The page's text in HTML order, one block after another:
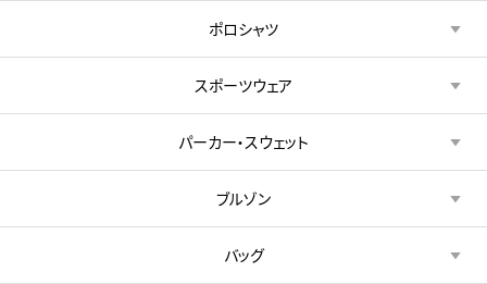
ポロシャツ
スポーツウェア
パーカー・スウェット
ブルゾン
バッグ